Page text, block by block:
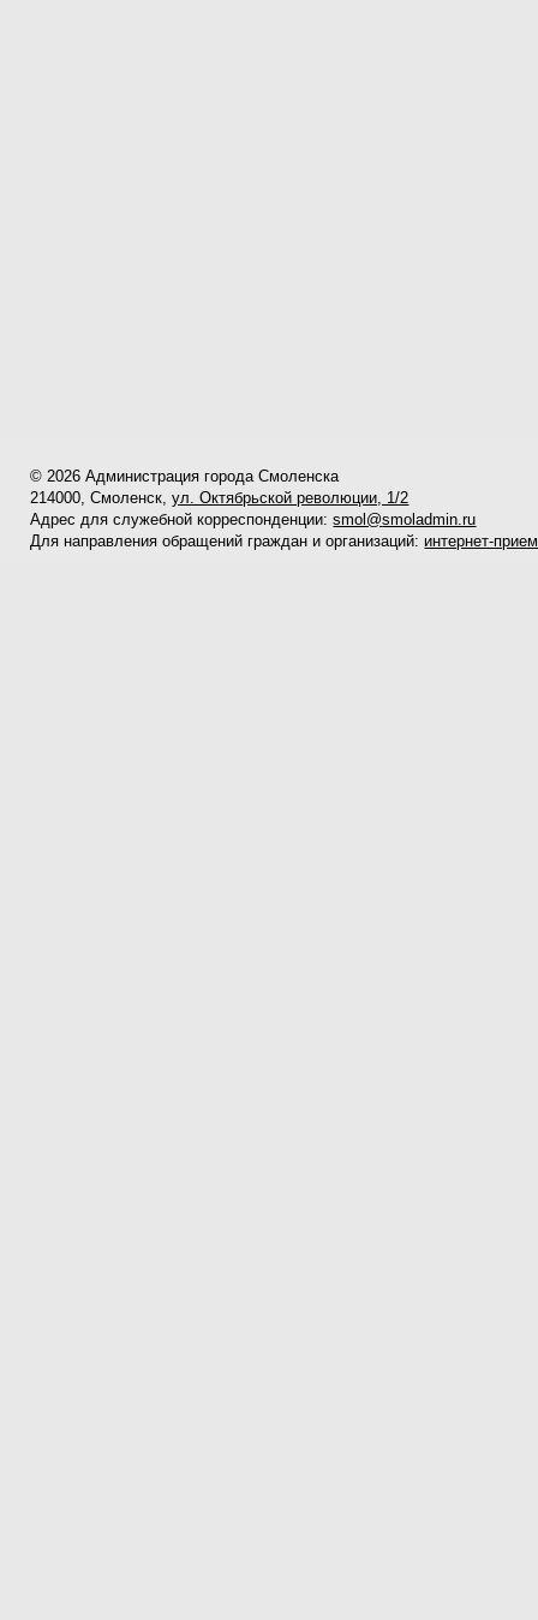
© 2026 Администрация города Смоленска
214000, Смоленск,ул. Октябрьской революции, 1/2
Адрес для служебной корреспонденции:smol@smoladmin.ru
Для направления обращений граждан и организаций: интернет-